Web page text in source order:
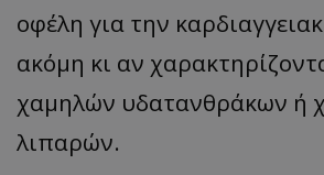
οφέλη για την
ακόμη κι αν
χαμηλών υδατανθράκων ή
λιπαρών.